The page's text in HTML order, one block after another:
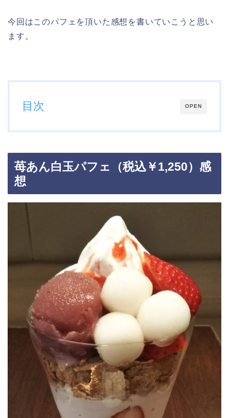
今回はこのパフェを頂いた感想を書いていこうと思い
ます。
OPEN
目次
苺あん白玉パフェ（税込￥1,250）感
想